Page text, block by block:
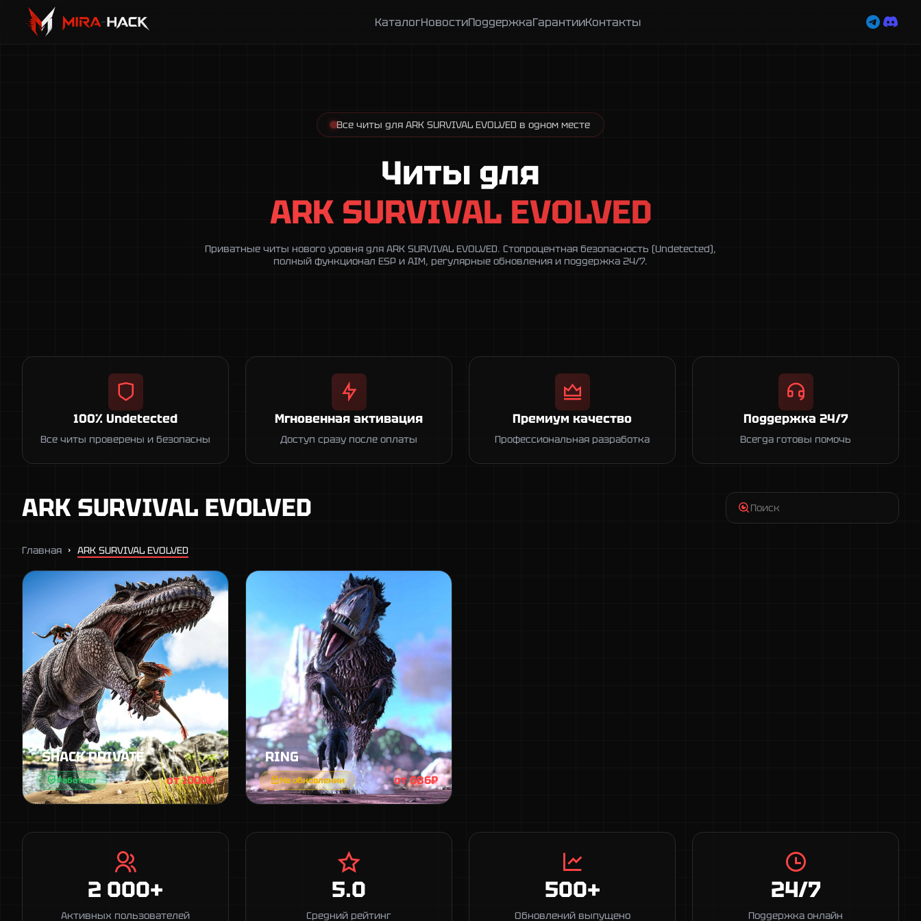
КаталогНовостиПоддержкаГарантииКонтакты
Все читы для ARK SURVIVAL EVOLVED в одном месте
Читы для
ARK SURVIVAL EVOLVED
Приватные читы нового уровня для ARK SURVIVAL EVOLVED. Стопроцентная безопасность (Undetected),
полный функционал ESP и AIM, регулярные обновления и поддержка 24/7.
100% Undetected
Все читы проверены и безопасны
Мгновенная активация
Доступ сразу после оплаты
Премиум качество
Профессиональная разработка
Поддержка 24/7
Всегда готовы помочь
ARK SURVIVAL EVOLVED
Главная ARK SURVIVAL EVOLVED
SHACK PRIVATE
Работает от 1000₽
RING
На обновлении от 686₽
2 000+
Активных пользователей
5.0
Средний рейтинг
500+
Обновлений выпущено
24/7
Поддержка онлайн